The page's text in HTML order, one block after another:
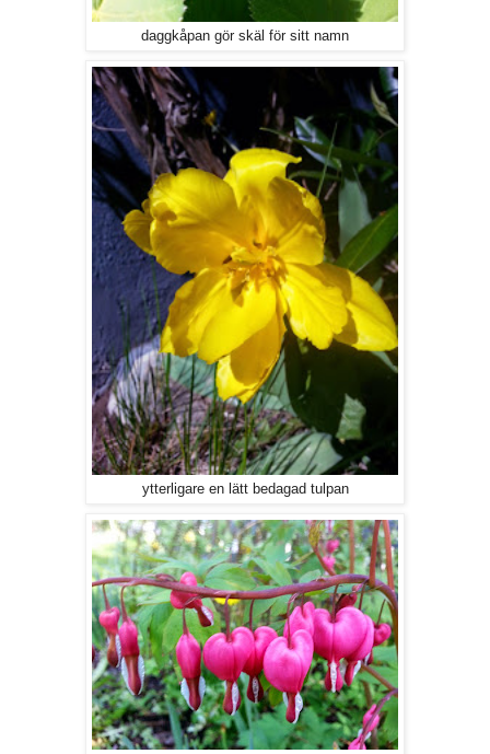
daggkåpan gör skäl för sitt namn
ytterligare en lätt bedagad tulpan